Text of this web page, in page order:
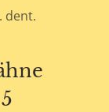
dent.